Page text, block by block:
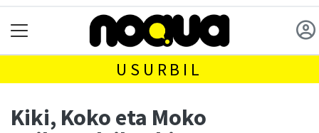
USURBIL
Kiki, Koko eta Moko